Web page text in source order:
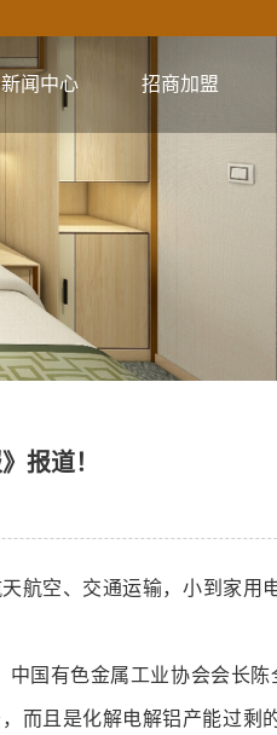
新闻中心
公司新闻
技术资讯
招商加盟
报道！
航空、交通运输，小到家用
国有色金属工业协会会长
而且是化解电解铝产能过剩